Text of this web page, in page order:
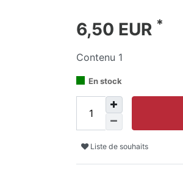
6,50 EUR *
Contenu 1
En stock
Liste de souhaits